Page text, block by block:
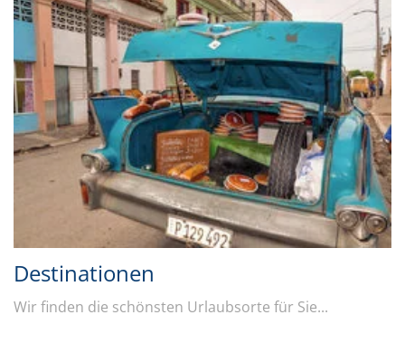
Destinationen
Wir finden die schönsten Urlaubsorte für Sie...